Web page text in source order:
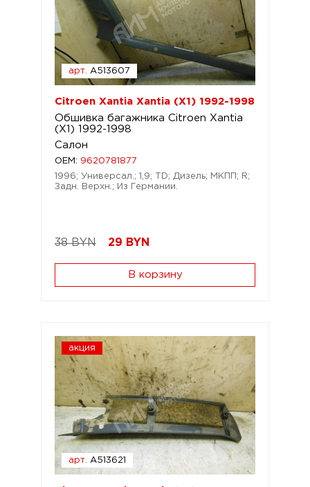
арт. A513607
Citroen Xantia Xantia (X1) 1992-1998
Обшивка багажника Citroen Xantia
(X1) 1992-1998
Салон
OEM: 9620781877
1996; Универсал.; 1,9; TD; Дизель; МКПП; R;
Задн. Верхн.; Из Германии.
38 BYN 29 BYN
В корзину
акция
арт. A513621